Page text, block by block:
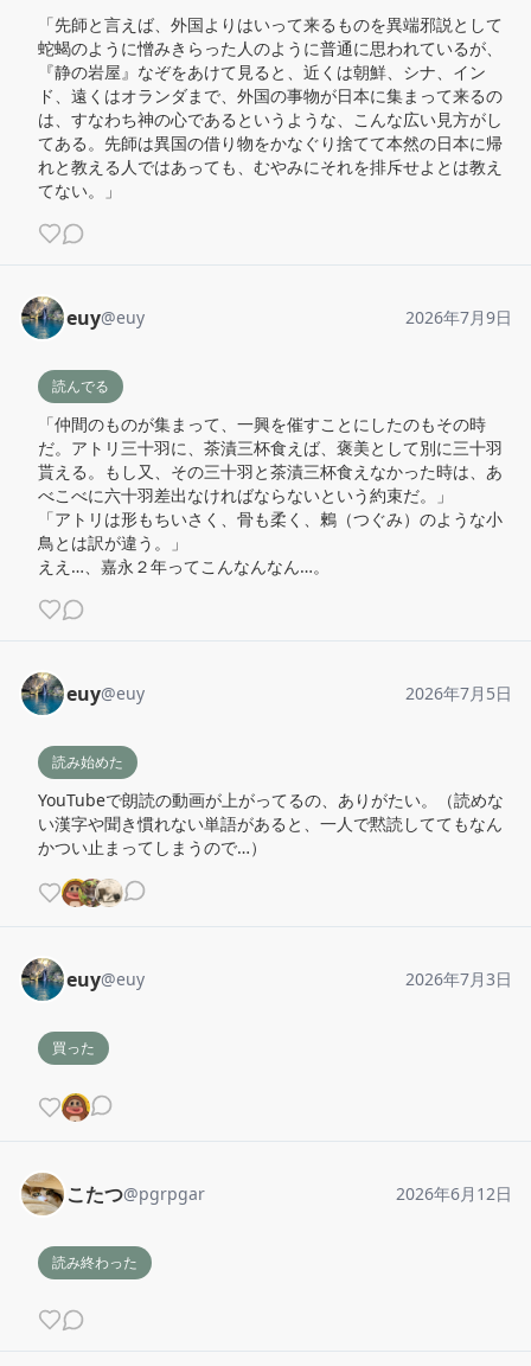
「先師と言えば、外国よりはいって来るものを異端邪説として
蛇蝎のように憎みきらった人のように普通に思われているが、
『静の岩屋』なぞをあけて見ると、近くは朝鮮、シナ、イン
ド、遠くはオランダまで、外国の事物が日本に集まって来るの
は、すなわち神の心であるというような、こんな広い見方がし
てある。先師は異国の借り物をかなぐり捨てて本然の日本に帰
れと教える人ではあっても、むやみにそれを排斥せよとは教え
てない。」
euy@euy 2026年7月9日
読んでる
「仲間のものが集まって、一興を催すことにしたのもその時
だ。アトリ三十羽に、茶漬三杯食えば、褒美として別に三十羽
貰える。もし又、その三十羽と茶漬三杯食えなかった時は、あ
べこべに六十羽差出なければならないという約束だ。」
「アトリは形もちいさく、骨も柔く、鶫（つぐみ）のような小
鳥とは訳が違う。」
ええ…、嘉永２年ってこんなんなん…。
euy@euy 2026年7月5日
読み始めた
YouTubeで朗読の動画が上がってるの、ありがたい。（読めな
い漢字や聞き慣れない単語があると、一人で黙読しててもなん
かつい止まってしまうので…）
euy@euy 2026年7月3日
買った
こたつ@pgrpgar 2026年6月12日
読み終わった